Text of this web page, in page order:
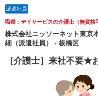
派遣社員
職種：デイサービスの介護士（無資格
株式会社ニッソーネット東京
細（派遣社員） - 板橋区
［介護士］来社不要★